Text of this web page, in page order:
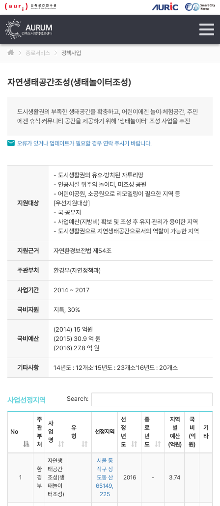
종료서비스 정책사업
자연생태공간조성(생태놀이터조성)
도시생활권의 부족한 생태공간을 확충하고, 어린이에겐 놀이·체험공간, 주민
에겐 휴식·커뮤니티 공간을 제공하기 위해 '생태놀이터' 조성 사업을 추진
오류가 있거나 업데이트가 필요할 경우 연락 주시기 바랍니다.
지원대상
- 도시생활권의 유휴·방치된 자투리땅
- 인공시설 위주의 놀이터, 미조성 공원
- 어린이공원, 소공원으로 리모델링이 필요한 지역 등
[우선지원대상]
- 국·공유지
- 사업예산(지방비) 확보 및 조성 후 유지·관리가 용이한 지역
- 도시생활권으로 지연생태공간으로서의 역할이 가능한 지역
지원근거 자연환경보전법 제54조
주관부처 환경부(자연정책과)
사업기간 2014 ~ 2017
국비지원 지특, 30%
국비예산
(2014) 15 억원
(2015) 30.9 억 원
(2016) 27.8 억 원
기타사항 14년도 : 12개소'15년도 : 23개소'16년도 : 20개소
사업선정지역 Search:
No
주
관
부
처
사
업
명
유
형
선정지역
선
정
년
도
종
료
년
도
지역
별
예산
(억원)
국
비
(억
원)
기
타
1
환
경
부
자연생
태공간
조성(생
태놀이
터조성)
서울 동
작구 상
도동 산
65149,
225
2016 - 3.74